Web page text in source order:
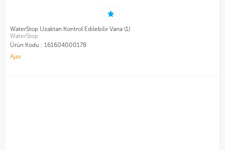
WaterStop Uzaktan Kontrol Edilebilir Vana (1)
WaterStop
Ürün Kodu : 161604000178
Ajax